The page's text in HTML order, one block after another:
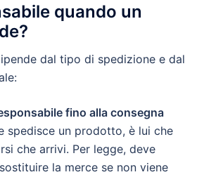
quando un
dal tipo di spedizione e dal
fino alla consegna
spedisce un prodotto, è lui che
che arrivi. Per legge, deve
la merce se non viene